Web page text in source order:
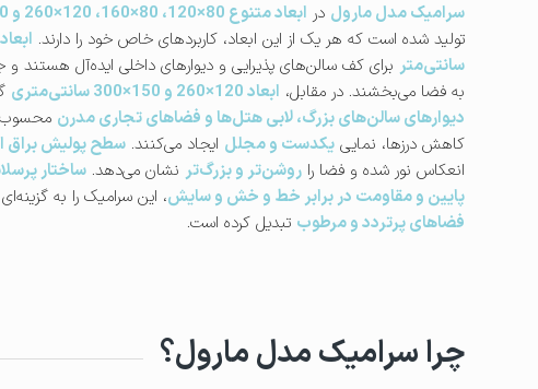
سرامیک مدل مارول در ابعاد متنوع 80×120، 80×160، 120×260 و 150×300 سانتی‌متر
تولید شده است که هر یک از این ابعاد، کاربردهای خاص خود را دارند.
سانتی‌متر برای کف سالن‌های پذیرایی و دیوارهای داخلی ایده‌آل هستند و
به فضا می‌بخشند. در مقابل، ابعاد 120×260 و 150×300 سانتی‌متری
دیوارهای سالن‌های بزرگ، لابی هتل‌ها و فضاهای تجاری مدرن محسوب
کاهش درزها، نمایی یکدست و مجلل ایجاد می‌کنند. سطح پولیش براق
انعکاس نور شده و فضا را روشن‌تر و بزرگ‌تر نشان می‌دهد. ساختار
پایین و مقاومت در برابر خط و خش و سایش، این سرامیک را به گزینه‌ای
فضاهای پرتردد و مرطوب تبدیل کرده است.
چرا سرامیک مدل مارول؟